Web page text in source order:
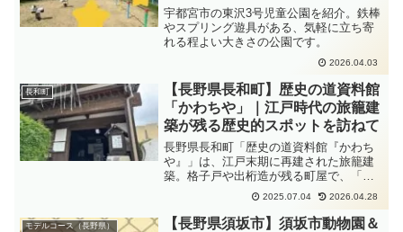
宇都宮市の東沢3号児童公園を紹介。鉄棒
やスプリング遊具がある、気軽に立ち寄
れる程よい大きさの公園です。
2026.04.03
長和町
【長野県長和町】歴史の道資料館
「かわちや」｜江戸時代の旅籠建
築が残る歴史的スポットを訪ねて
長野県長和町「歴史の道資料館『かわち
や』」は、江戸末期に再建された旅籠建
築。格子戸や出桁造が残る町屋で、「歴
史の道百選」に選ばれています。中山道
散策の途中にもおすすめ。
2025.07.04 2026.04.28
モデルコース（長野県）
【長野県須坂市】須坂市動物園＆